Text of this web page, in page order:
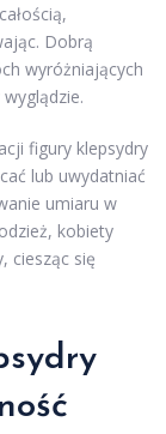
Dobrą
wyróżniających
figury klepsydry
lub uwydatniać
umiaru w
kobiety
ciesząc się